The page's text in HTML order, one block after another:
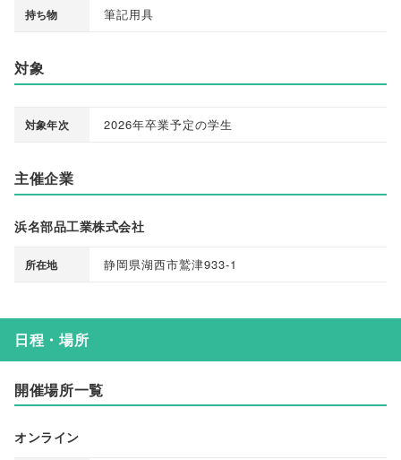
持ち物 筆記用具
対象
対象年次 2026年卒業予定の学生
主催企業
浜名部品工業株式会社
所在地 静岡県湖西市鷲津933-1
日程・場所
開催場所一覧
オンライン